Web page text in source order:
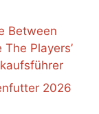
Between
Players’
2026